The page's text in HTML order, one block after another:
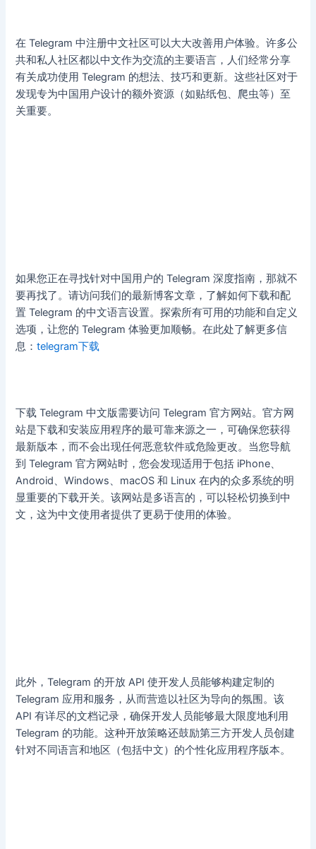
在 Telegram 中注册中文社区可以大大改善用户体验。许多公
共和私人社区都以中文作为交流的主要语言，人们经常分享
有关成功使用 Telegram 的想法、技巧和更新。这些社区对于
发现专为中国用户设计的额外资源（如贴纸包、爬虫等）至
关重要。
如果您正在寻找针对中国用户的 Telegram 深度指南，那就不
要再找了。请访问我们的最新博客文章，了解如何下载和配
置 Telegram 的中文语言设置。探索所有可用的功能和自定义
选项，让您的 Telegram 体验更加顺畅。在此处了解更多信
息：telegram下载
下载 Telegram 中文版需要访问 Telegram 官方网站。官方网
站是下载和安装应用程序的最可靠来源之一，可确保您获得
最新版本，而不会出现任何恶意软件或危险更改。当您导航
到 Telegram 官方网站时，您会发现适用于包括 iPhone、
Android、Windows、macOS 和 Linux 在内的众多系统的明
显重要的下载开关。该网站是多语言的，可以轻松切换到中
文，这为中文使用者提供了更易于使用的体验。
此外，Telegram 的开放 API 使开发人员能够构建定制的
Telegram 应用和服务，从而营造以社区为导向的氛围。该
API 有详尽的文档记录，确保开发人员能够最大限度地利用
Telegram 的功能。这种开放策略还鼓励第三方开发人员创建
针对不同语言和地区（包括中文）的个性化应用程序版本。